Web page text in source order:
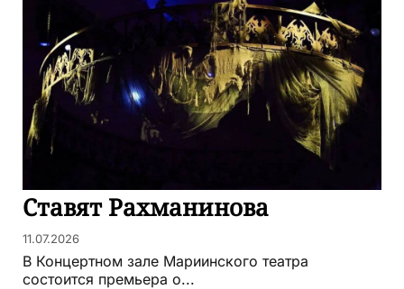
Ставят Рахманинова
11.07.2026
В Концертном зале Мариинского театра
состоится премьера о...